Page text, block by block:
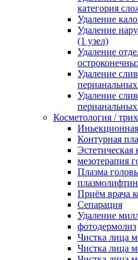
категория
Удаление
Удаление
(1 узел)
Удаление
Удаление
Удаление
Косметология /
Контурная
Эстетическая
мезотерапия
Плазма
Приём врача
Сепарация
Удаление
фотодермолиз
Чистка лица
Чистка лица